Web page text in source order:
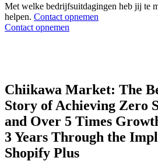
Met welke bedrijfsuitdagingen heb jij te
helpen. Contact opnemen
Contact opnemen
Chiikawa Market: The
Story of Achieving Zero
and Over 5 Times
3 Years Through the
Shopify Plus